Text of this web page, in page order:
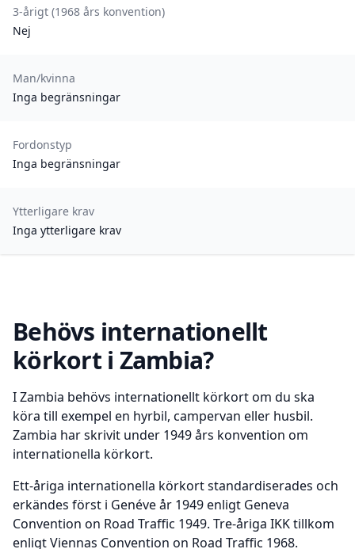
3-årigt (1968 års konvention)
Nej
Man/kvinna
Inga begränsningar
Fordonstyp
Inga begränsningar
Ytterligare krav
Inga ytterligare krav
Behövs internationellt
körkort i Zambia?
I Zambia behövs internationellt körkort om du ska
köra till exempel en hyrbil, campervan eller husbil.
Zambia har skrivit under 1949 års konvention om
internationella körkort.
Ett-åriga internationella körkort standardiserades och
erkändes först i Genéve år 1949 enligt Geneva
Convention on Road Traffic 1949. Tre-åriga IKK tillkom
enligt Viennas Convention on Road Traffic 1968.